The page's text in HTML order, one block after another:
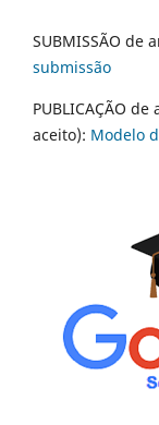
SUBMISSÃO de
submissão
PUBLICAÇÃO
aceito): Modelo